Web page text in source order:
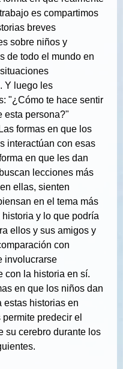
es compartimos
breves
sobre niños y
de todo el mundo en
Y luego les
"¿Cómo te hace sentir
esta persona?"
formas en que los
interactúan con esas
en que les dan
lecciones más
ellas, sienten
en el tema más
y lo que podría
ellos y sus amigos y
con
involucrarse
con la historia en sí.
en que los niños dan
estas historias en
predecir el
su cerebro durante los